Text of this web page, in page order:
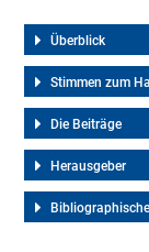
Überblick
Stimmen zum
Die Beiträge
Herausgeber